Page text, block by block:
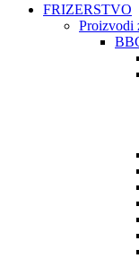
FRIZERSTVO
Proizvodi